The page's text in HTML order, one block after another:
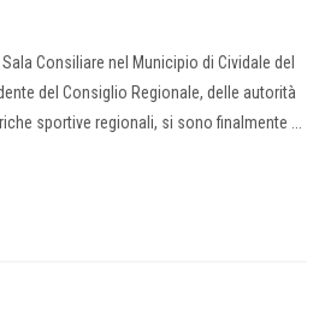
Consiliare nel Municipio di Cividale del
del Consiglio Regionale, delle autorità
sportive regionali, si sono finalmente ...